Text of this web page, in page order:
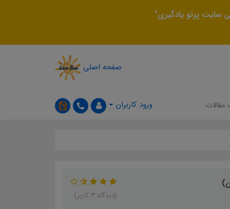
سایت پرتو یادگیری"
صفحه اصلی
مقالات ورود کاربران
(دیدگاه 3 کاربر)